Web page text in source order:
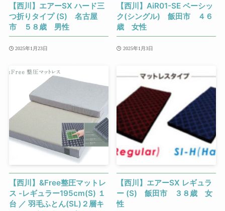
【西川】エアーSX ハード三
つ折りタイプ (S) 名古屋
市 ５８歳 男性
2025年1月23日
【西川】AiR01-SE ベーシッ
ク(シングル) 飯田市 ４６
歳 女性
2025年1月3日
【西川】&Free整圧マットレ
ス -レギュラー195cm(S) １
台 ／ 羽毛ふとん(SL)２層キ
【西川】エアーSX レギュラ
ー (S) 飯田市 ３８歳 女
性